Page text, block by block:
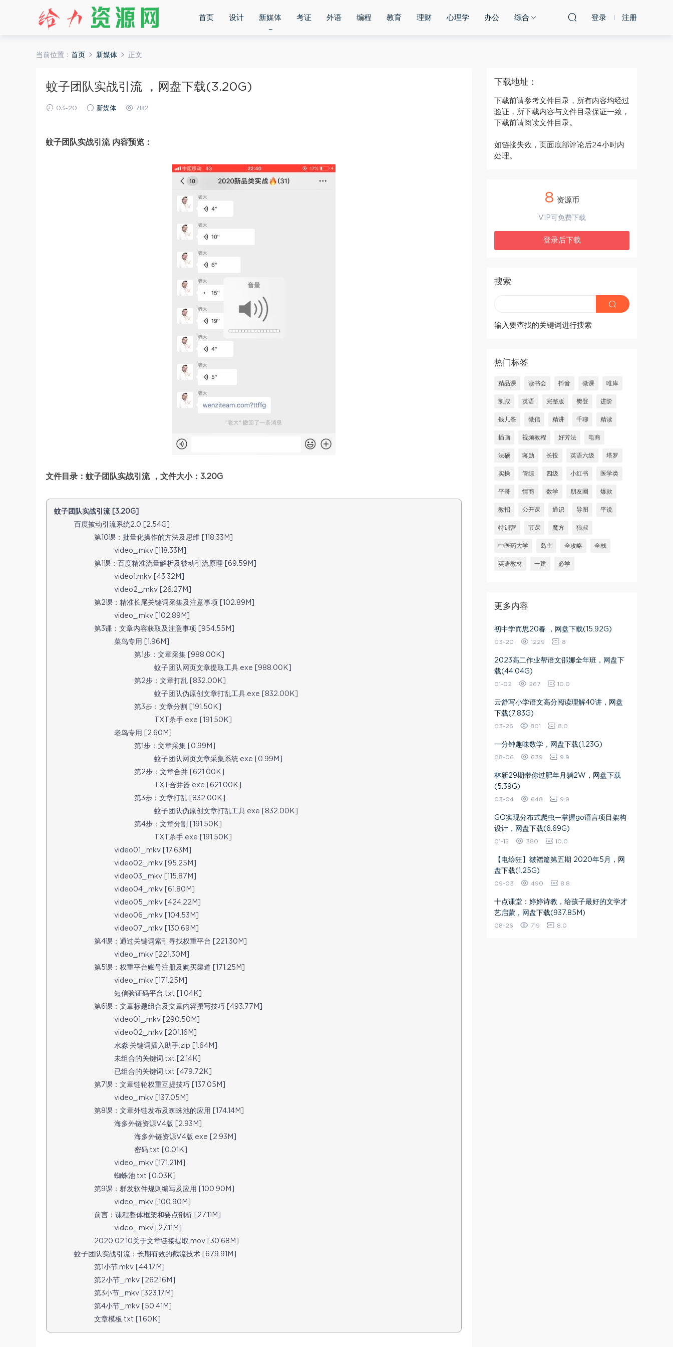
首页 设计 新媒体 考证 外语 编程 教育 理财 心理学 办公 综合 登录 注册
当前位置： 首页 新媒体 正文
蚊子团队实战引流 ，网盘下载(3.20G)
03-20 新媒体 782
蚊子团队实战引流 内容预览：
文件目录：蚊子团队实战引流 ，文件大小：3.20G
蚊子团队实战引流 [3.20G]
百度被动引流系统2.0 [2.54G]
第10课：批量化操作的方法及思维 [118.33M]
video_.mkv [118.33M]
第1课：百度精准流量解析及被动引流原理 [69.59M]
video1.mkv [43.32M]
video2_.mkv [26.27M]
第2课：精准长尾关键词采集及注意事项 [102.89M]
video_.mkv [102.89M]
第3课：文章内容获取及注意事项 [954.55M]
菜鸟专用 [1.96M]
第1步：文章采集 [988.00K]
蚊子团队网页文章提取工具.exe [988.00K]
第2步：文章打乱 [832.00K]
蚊子团队伪原创文章打乱工具.exe [832.00K]
第3步：文章分割 [191.50K]
TXT杀手.exe [191.50K]
老鸟专用 [2.60M]
第1步：文章采集 [0.99M]
蚊子团队网页文章采集系统.exe [0.99M]
第2步：文章合并 [621.00K]
TXT合并器.exe [621.00K]
第3步：文章打乱 [832.00K]
蚊子团队伪原创文章打乱工具.exe [832.00K]
第4步：文章分割 [191.50K]
TXT杀手.exe [191.50K]
video01_.mkv [17.63M]
video02_.mkv [95.25M]
video03_.mkv [115.87M]
video04_.mkv [61.80M]
video05_.mkv [424.22M]
video06_.mkv [104.53M]
video07_.mkv [130.69M]
第4课：通过关键词索引寻找权重平台 [221.30M]
video_.mkv [221.30M]
第5课：权重平台账号注册及购买渠道 [171.25M]
video_.mkv [171.25M]
短信验证码平台.txt [1.04K]
第6课：文章标题组合及文章内容撰写技巧 [493.77M]
video01_.mkv [290.50M]
video02_.mkv [201.16M]
水淼·关键词插入助手.zip [1.64M]
未组合的关键词.txt [2.14K]
已组合的关键词.txt [479.72K]
第7课：文章链轮权重互提技巧 [137.05M]
video_.mkv [137.05M]
第8课：文章外链发布及蜘蛛池的应用 [174.14M]
海多外链资源V4版 [2.93M]
海多外链资源V4版.exe [2.93M]
密码.txt [0.01K]
video_.mkv [171.21M]
蜘蛛池.txt [0.03K]
第9课：群发软件规则编写及应用 [100.90M]
video_.mkv [100.90M]
前言：课程整体框架和要点剖析 [27.11M]
video_.mkv [27.11M]
2020.02.10关于文章链接提取.mov [30.68M]
蚊子团队实战引流：长期有效的截流技术 [679.91M]
第1小节.mkv [44.17M]
第2小节_.mkv [262.16M]
第3小节_.mkv [323.17M]
第4小节_.mkv [50.41M]
文章模板.txt [1.60K]
下载地址：
下载前请参考文件目录，所有内容均经过
验证，所下载内容与文件目录保证一致，
下载前请阅读文件目录。
如链接失效，页面底部评论后24小时内
处理。
8 资源币
VIP可免费下载
登录后下载
搜索
输入要查找的关键词进行搜索
热门标签
精品课 读书会 抖音 微课 唯库
凯叔 英语 完整版 樊登 进阶
钱儿爸 微信 精讲 千聊 精读
插画 视频教程 好芳法 电商
法硕 蒋勋 长投 英语六级 塔罗
实操 管综 四级 小红书 医学类
平哥 情商 数学 朋友圈 爆款
教招 公开课 通识 导图 平说
特训营 节课 魔方 狼叔
中医药大学 岛主 全攻略 全栈
英语教材 一建 必学
更多内容
初中学而思20春 ，网盘下载(15.92G)
03-20 1229 8
2023高二作业帮语文邵娜全年班，网盘下
载(44.04G)
01-02 267 10.0
云舒写小学语文高分阅读理解40讲，网盘
下载(7.83G)
03-26 801 8.0
一分钟趣味数学，网盘下载(1.23G)
08-06 639 9.9
林新29期带​你过肥年月躺2W，网盘下载
(5.39G)
03-04 648 9.9
GO实现分布式爬虫—掌握go语言项目架构
设计，网盘下载(6.69G)
01-15 380 10.0
​【电绘狂】皺褶篇第五期 2020年5月​，网
盘下载(1.25G)
09-03 490 8.8
十点课堂：婷婷诗教，给孩子最好的文学才
艺启蒙，网盘下载(937.85M)
08-26 719 8.0